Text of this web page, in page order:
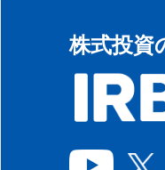
株式投資